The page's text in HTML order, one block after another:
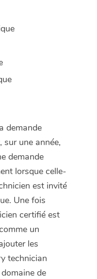
demande
sur une année,
demande
lorsque celle-
est invité
Une fois
certifié est
un
les
technician
de